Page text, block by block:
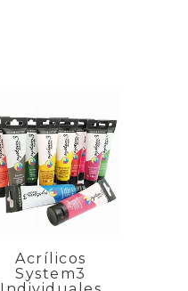
Acrílicos
System3